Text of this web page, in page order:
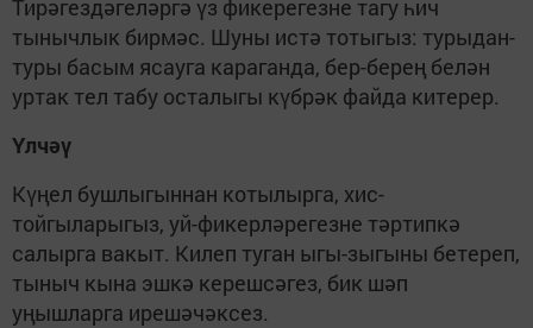
Тирәгездәгеләргә үз фикерегезне тагу һич
тынычлык бирмәс. Шуны истә тотыгыз: турыдан-
туры басым ясауга караганда, бер-берең белән
уртак тел табу осталыгы күбрәк файда китерер.
Үлчәү
Күңел бушлыгыннан котылырга, хис-
тойгыларыгыз, уй-фикерләрегезне тәртипкә
салырга вакыт. Килеп туган ыгы-зыгыны бетереп,
тыныч кына эшкә керешсәгез, бик шәп
уңышларга ирешәчәксез.